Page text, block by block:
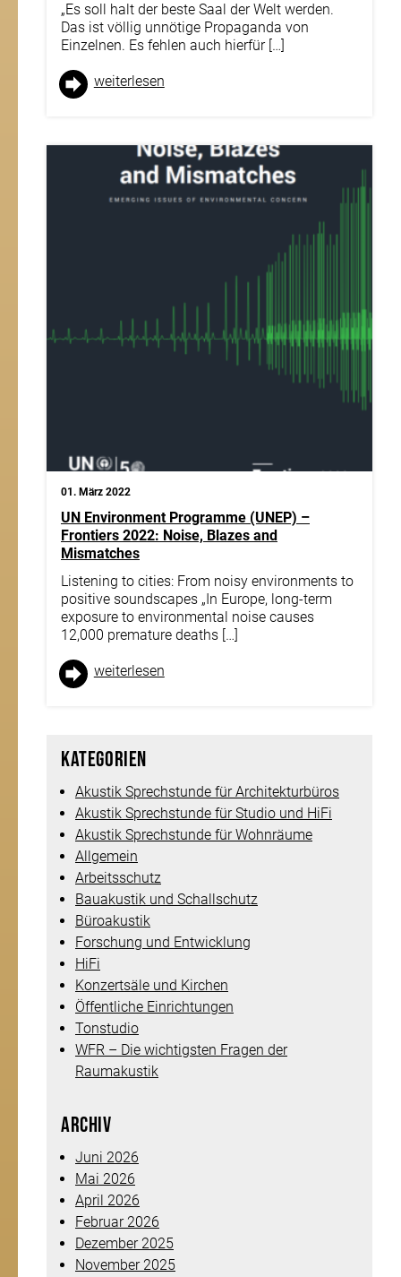
„Es soll halt der beste Saal der Welt werden.
Das ist völlig unnötige Propaganda von
Einzelnen. Es fehlen auch hierfür […]
weiter­lesen
01. März 2022
UN Environment Programme (UNEP) –
Frontiers 2022: Noise, Blazes and
Mismatches
Listening to cities: From noisy environments to
positive soundscapes „In Europe, long-term
exposure to environmental noise causes
12,000 premature deaths […]
weiter­lesen
Kategorien
Akustik Sprechstunde für Architekturbüros
Akustik Sprechstunde für Studio und HiFi
Akustik Sprechstunde für Wohnräume
Allgemein
Arbeitsschutz
Bauakustik und Schallschutz
Büroakustik
Forschung und Entwicklung
HiFi
Konzertsäle und Kirchen
Öffentliche Einrichtungen
Tonstudio
WFR – Die wichtigsten Fragen der
Raumakustik
Archiv
Juni 2026
Mai 2026
April 2026
Februar 2026
Dezember 2025
November 2025